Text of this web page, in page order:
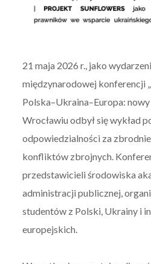
21 maja 2026 r., jako
międzynarodowej konferencji
Polska–Ukraina–Europa:
Wrocławiu odbył się wykład
odpowiedzialności za
konfliktów zbrojnych.
przedstawicieli środowiska
administracji publicznej,
studentów z Polski, Ukrainy i
europejskich.